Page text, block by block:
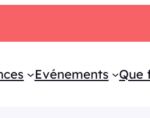
Evénements Que